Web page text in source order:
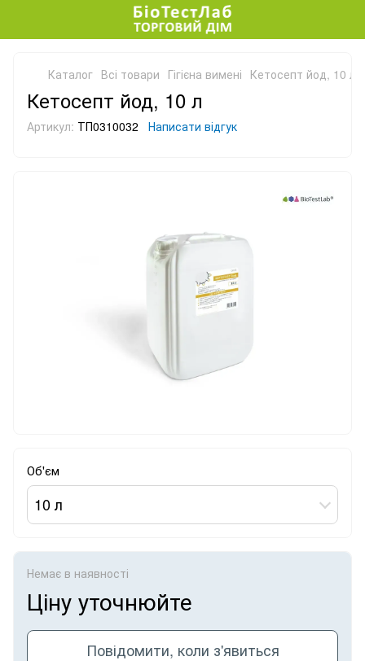
Каталог Всі товари Гігієна вимені Кетосепт йод, 10 л
Кетосепт йод, 10 л
Артикул: ТП0310032 Написати відгук
Об'єм
10 л
Немає в наявності
Ціну уточнюйте
Повідомити, коли з'явиться